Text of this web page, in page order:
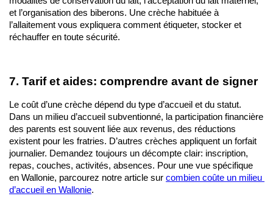
et l’organisation des biberons. Une crèche habituée à
l’allaitement vous expliquera comment étiqueter, stocker et
réchauffer en toute sécurité.
7. Tarif et aides: comprendre avant de signer
Le coût d’une crèche dépend du type d’accueil et du statut.
Dans un milieu d’accueil subventionné, la participation financière
des parents est souvent liée aux revenus, des réductions
existent pour les fratries. D’autres crèches appliquent un forfait
journalier. Demandez toujours un décompte clair: inscription,
repas, couches, activités, absences. Pour une vue spécifique
en Wallonie, parcourez notre article sur combien coûte un milieu
d’accueil en Wallonie.